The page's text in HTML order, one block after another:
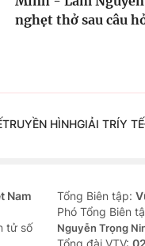
nghẹt thở sau câu
TRUYỀN HÌNHGIẢI TRÍY TẾ
Nam
tử số
Tổng Biên tập:
Phó Tổng Biên
Nguyễn Trọng
Tổng đài VTV: